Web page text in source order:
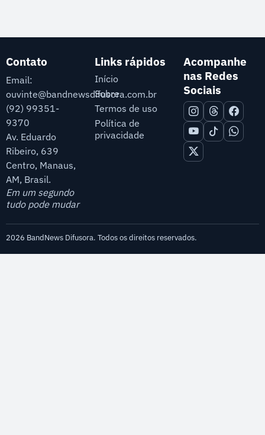
Contato
Email:
ouvinte@bandnewsdifusora.com.br
(92) 99351-
9370
Av. Eduardo
Ribeiro, 639
Centro, Manaus,
AM, Brasil.
Em um segundo
tudo pode mudar
Links rápidos
Início
Sobre
Termos de uso
Política de
privacidade
Acompanhe
nas Redes
Sociais
2026 BandNews Difusora. Todos os direitos reservados.